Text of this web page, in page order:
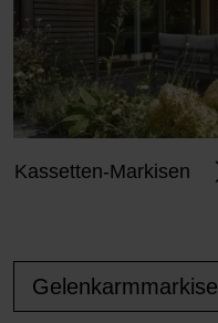
Kassetten-Markisen
Gelenkarmmarkise